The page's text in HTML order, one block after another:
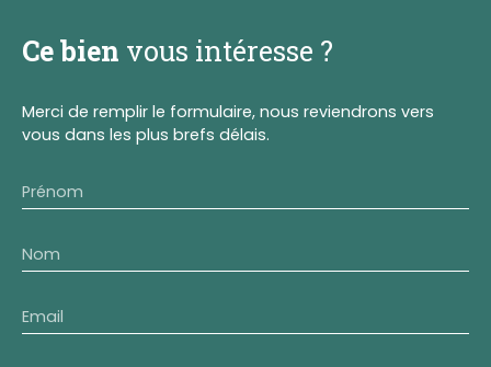
Ce bien vous intéresse ?
Merci de remplir le formulaire, nous reviendrons vers
vous dans les plus brefs délais.
Prénom
Nom
Email